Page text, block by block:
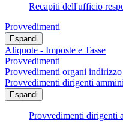
Recapiti dell'ufficio
Provvedimenti
Espandi
Aliquote - Imposte e Tasse
Provvedimenti
Provvedimenti organi
Provvedimenti dirigenti
Espandi
Provvedimenti dirigenti